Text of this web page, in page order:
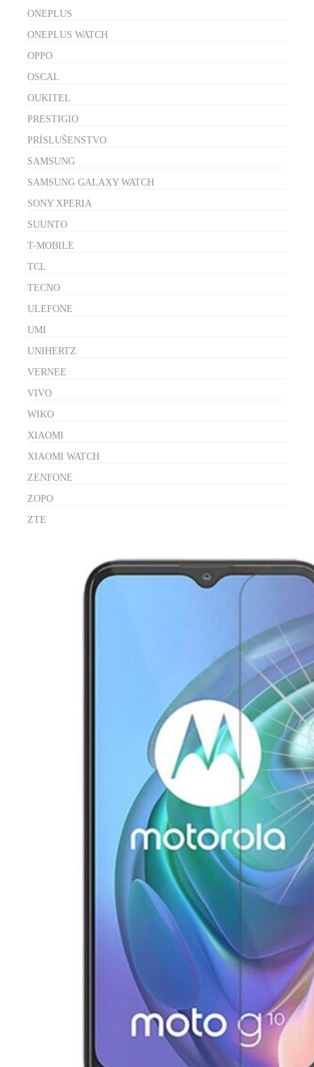
ONEPLUS
ONEPLUS WATCH
OPPO
OSCAL
OUKITEL
PRESTIGIO
PRÍSLUŠENSTVO
SAMSUNG
SAMSUNG GALAXY WATCH
SONY XPERIA
SUUNTO
T-MOBILE
TCL
TECNO
ULEFONE
UMI
UNIHERTZ
VERNEE
VIVO
WIKO
XIAOMI
XIAOMI WATCH
ZENFONE
ZOPO
ZTE